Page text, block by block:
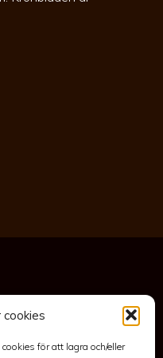
för att lagra och/eller
& Garanti